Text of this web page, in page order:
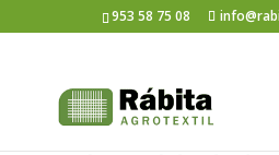
953 58 75 08